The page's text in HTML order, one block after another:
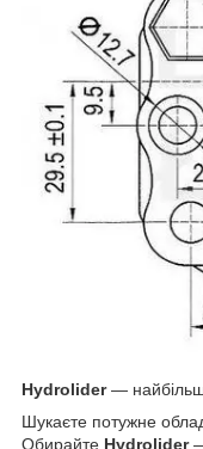
Hydrolider—
Шукаєте потужне
Обирайте Hydrolider—